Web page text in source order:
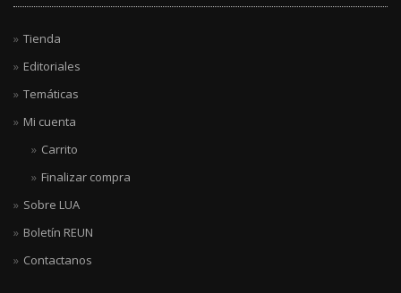
Tienda
Editoriales
Temáticas
Mi cuenta
Carrito
Finalizar compra
Sobre LUA
Boletín REUN
Contactanos